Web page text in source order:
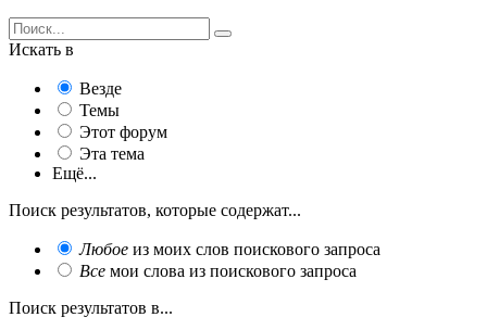
Искать в
Везде
Темы
Этот форум
Эта тема
Ещё...
Поиск результатов, которые содержат...
Любое из моих слов поискового запроса
Все мои слова из поискового запроса
Поиск результатов в...